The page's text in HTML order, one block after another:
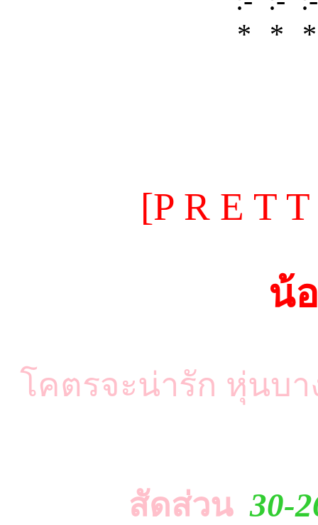
[P R E T
น้
โคตรจะน่ารัก หุ่นบา
สัดส่วน30-